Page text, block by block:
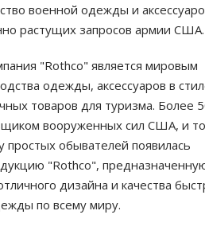
военной одежды и
растущих запросов армии США.
"Rothco" является мировым
одежды, аксессуаров в
товаров для туризма. Более
вооруженных сил США, и
простых обывателей появилась
"Rothco",
дизайна и качества
по всему миру.